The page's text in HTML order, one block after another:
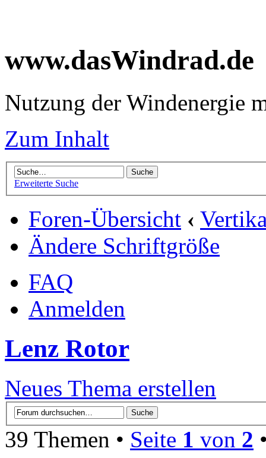
www.dasWindrad.de
Nutzung der Windenergie
Zum Inhalt
Erweiterte Suche
Foren-Übersicht ‹
Ändere Schriftgröße
FAQ
Anmelden
Lenz Rotor
Neues Thema erstellen
39 Themen • Seite 1 von 2